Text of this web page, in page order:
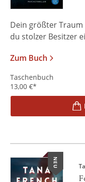
Dein größter
du stolzer Besitzer
Zum Buch
Taschenbuch
13,00 €*
NEU